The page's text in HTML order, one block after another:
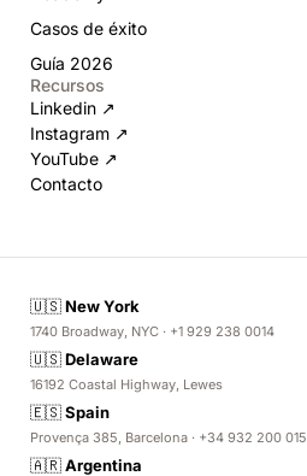
Casos de éxito
Guía 2026
Recursos
Linkedin ↗
Instagram ↗
YouTube ↗
Contacto
🇺🇸New York
1740 Broadway, NYC · +1 929 238 0014
🇺🇸Delaware
16192 Coastal Highway, Lewes
🇪🇸Spain
Provença 385, Barcelona · +34 932 200 015
🇦🇷Argentina